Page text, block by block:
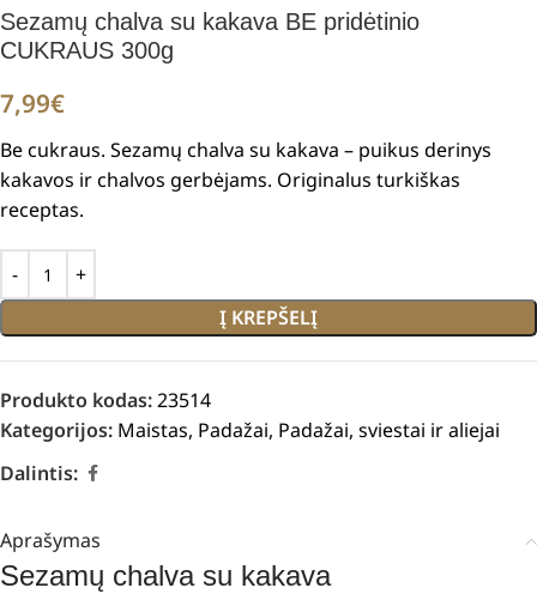
Sezamų chalva su kakava BE pridėtinio
CUKRAUS 300g
7,99€
Be cukraus. Sezamų chalva su kakava – puikus derinys
kakavos ir chalvos gerbėjams. Originalus turkiškas
receptas.
Į KREPŠELĮ
Produkto kodas:23514
Kategorijos: Maistas, Padažai, Padažai, sviestai ir aliejai
Dalintis:
Aprašymas
Sezamų chalva su kakava